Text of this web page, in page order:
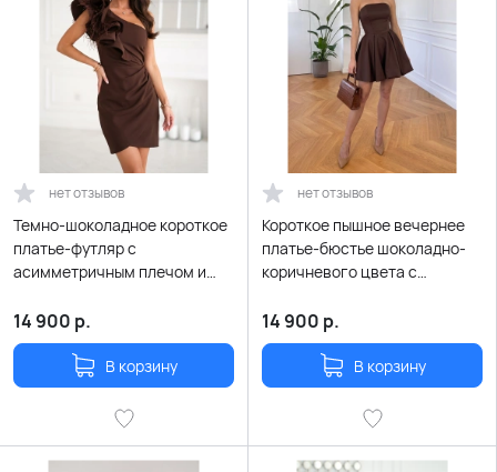
нет отзывов
Темно-шоколадное короткое
платье-футляр с
асимметричным плечом и
14 900 р.
В корзину
нет отзывов
Короткое пышное вечернее
платье-бюстье шоколадно-
коричневого цвета с
14 900 р.
В корзину